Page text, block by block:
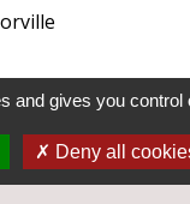
de Communes
and gives you control
Deny all